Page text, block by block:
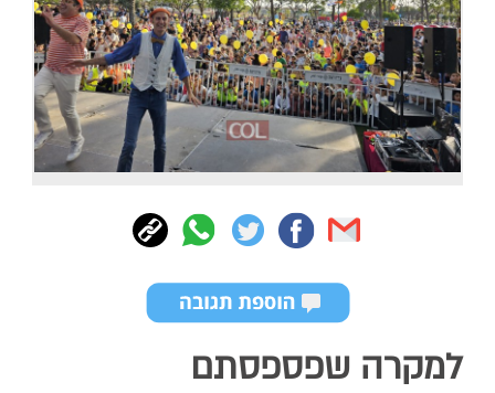
למקרה שפספסתם